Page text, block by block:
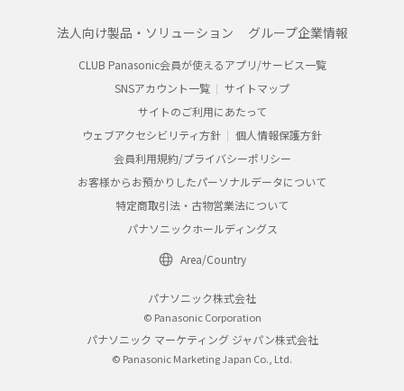
法人向け製品・ソリューション グループ企業情報
CLUB Panasonic会員が使えるアプリ/サービス一覧
SNSアカウント一覧
サイトマップ
サイトのご利用にあたって
ウェブアクセシビリティ方針
個人情報保護方針
会員利用規約/プライバシーポリシー
お客様からお預かりしたパーソナルデータについて
特定商取引法・古物営業法について
パナソニックホールディングス
Area/Country
パナソニック株式会社
© Panasonic Corporation
パナソニック マーケティング ジャパン株式会社
© Panasonic Marketing Japan Co., Ltd.